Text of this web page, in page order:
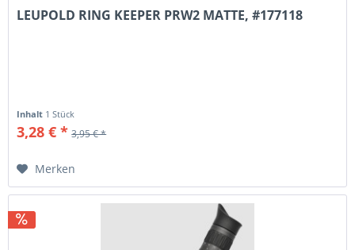
LEUPOLD RING KEEPER PRW2 MATTE, #177118
Inhalt 1 Stück
3,28 € * 3,95 € *
Merken